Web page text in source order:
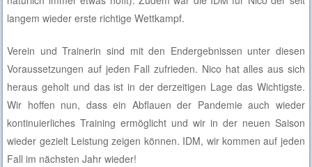
langem wieder erste richtige Wettkampf.
Verein und Trainerin sind mit den Endergebnissen unter diesen
Voraussetzungen auf jeden Fall zufrieden. Nico hat alles aus sich
heraus geholt und das ist in der derzeitigen Lage das Wichtigste.
Wir hoffen nun, dass ein Abflauen der Pandemie auch wieder
kontinuierliches Training ermöglicht und wir in der neuen Saison
wieder gezielt Leistung zeigen können. IDM, wir kommen auf jeden
Fall im nächsten Jahr wieder!